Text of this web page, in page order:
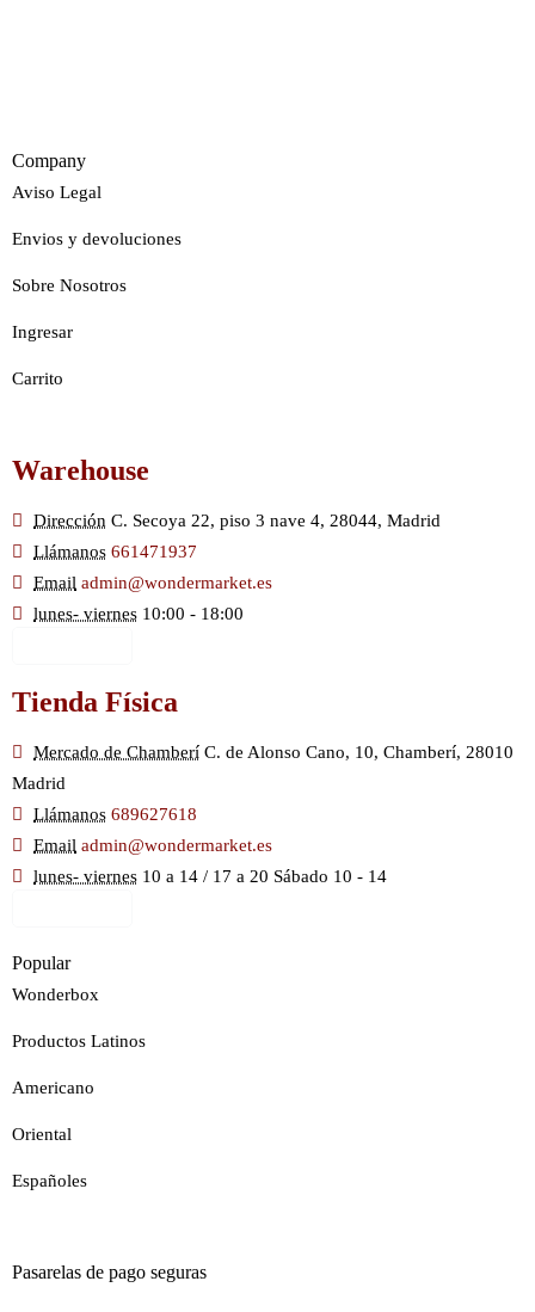
Company
Aviso Legal
Envios y devoluciones
Sobre Nosotros
Ingresar
Carrito
Warehouse
Dirección C. Secoya 22, piso 3 nave 4, 28044, Madrid
Llámanos 661471937
Email admin@wondermarket.es
lunes- viernes 10:00 - 18:00
Tienda Física
Mercado de Chamberí C. de Alonso Cano, 10, Chamberí, 28010
Madrid
Llámanos 689627618
Email admin@wondermarket.es
lunes- viernes 10 a 14 / 17 a 20 Sábado 10 - 14
Popular
Wonderbox
Productos Latinos
Americano
Oriental
Españoles
Pasarelas de pago seguras